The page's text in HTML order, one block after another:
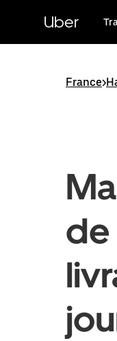
principal
Uber
France>
de